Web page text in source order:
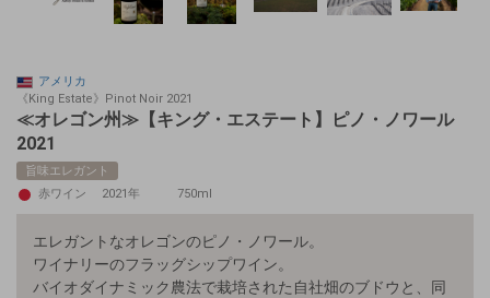
アメリカ
《King Estate》Pinot Noir 2021
≪オレゴン州≫【キング・エステート】ピノ・ノワール
2021
旨味エレガント
赤ワイン
2021年 750ml
エレガントなオレゴンのピノ・ノワール。
ワイナリーのフラッグシップワイン。
バイオダイナミック農法で栽培された自社畑のブドウと、同